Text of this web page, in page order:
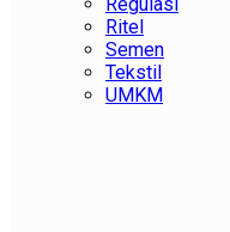
Ritel
Semen
Tekstil
UMKM